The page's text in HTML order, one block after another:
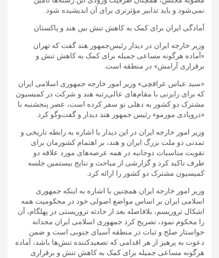
نمی‌شود و باید تدابیر مؤثرتری برای آن اندیشیده شود.
آمادگی ایران برای کمک به کاهش تنش بین هند و پاکستان
وزیر خارجه ایران در دیدار رئیس‌جمهور هند گفت که تهران
«آماده هرگونه مساعی جمیله برای کمک به کاهش تنش و
برقراری آرامش» در منطقه است.
«سید عباس عراقچی» وزیر امور خارجه جمهوری اسلامی ایران
که برای رایزنی با مقام‌های عالی‌رتبه هند و شرکت در کمیسیون
مشترک دو کشور به دهلی نو سفر کرده است، عصر پنجشنبه با
«دروپادی مورمو» رئیس جمهور هند دیدار و گفت‌وگو کرد.
وزیر امور خارجه ایران در این دیدار با اشاره به رابطه تاریخی و
تمدنی دو ملت بزرگ ایران و هند، بر اهتمام کشورمان برای
تقویت مناسبات دوجانبه در همه عرصه‌های مورد علاقه دو
طرف تاکید کرد و گزارشی از مباحث و نتایج بیستمین جلسه
کمیسیون مشترک دو کشور را ارائه کرد.
وزیر امور خارجه ایران همچنین با اشاره به اینکه جمهوری
اسلامی ایران بر اساس مواضع اصولی خود در محکومیت همه
اشکال تروریسم، بلافاصله بعد از حادثه تروریستی در پهلگام، آن
را محکوم نمود، تصریح کرد جمهوری اسلامی ایران مجدانه
خواستار صلح و ثبات در منطقه آسیای جنوبی است و ضمن
دعوت به پرهیز از هر اقدامی که تصعیدکننده تنش‌ها باشد، آماده
هرگونه مساعی جمیله برای کمک به کاهش تنش و برقراری